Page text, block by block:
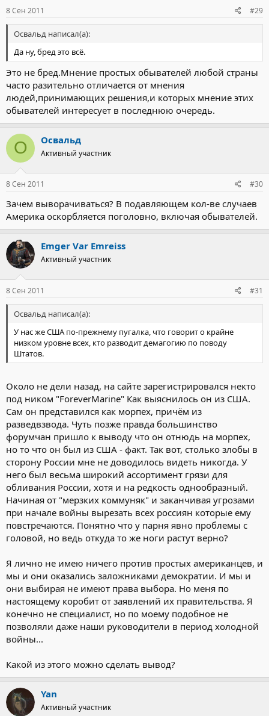
8 Сен 2011 #29
Освальд написал(а):
Да ну, бред это всё.
Это не бред.Мнение простых обывателей любой страны
часто разительно отличается от мнения
людей,принимающих решения,и которых мнение этих
обывателей интересует в последнюю очередь.
О Освальд
Активный участник
8 Сен 2011 #30
Зачем выворачиваться? В подавляющем кол-ве случаев
Америка оскорбляется поголовно, включая обывателей.
Emger Var Emreiss
Активный участник
8 Сен 2011 #31
Освальд написал(а):
У нас же США по-прежнему пугалка, что говорит о крайне
низком уровне всех, кто разводит демагогию по поводу
Штатов.
Около не дели назад, на сайте зарегистрировался некто
под ником "ForeverMarine" Как выяснилось он из США.
Сам он представился как морпех, причём из
разведвзвода. Чуть позже правда большинство
форумчан пришло к выводу что он отнюдь на морпех,
но то что он был из США - факт. Так вот, столько злобы в
сторону России мне не доводилось видеть никогда. У
него был весьма широкий ассортимент грязи для
обливания России, хотя и на редкость однообразный.
Начиная от "мерзких коммуняк" и заканчивая угрозами
при начале войны вырезать всех россиян которые ему
повстречаются. Понятно что у парня явно проблемы с
головой, но ведь откуда то же ноги растут верно?
Я лично не имею ничего против простых американцев, и
мы и они оказались заложниками демократии. И мы и
они выбирая не имеют права выбора. Но меня по
настоящему коробит от заявлений их правительства. Я
конечно не специалист, но по моему подобное не
позволяли даже наши руководители в период холодной
войны...
Какой из этого можно сделать вывод?
Yan
Активный участник